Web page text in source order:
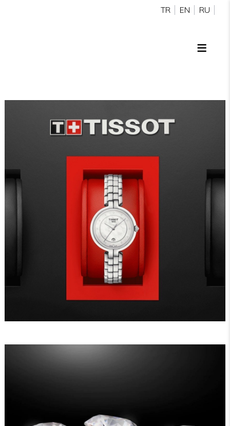
TR EN RU